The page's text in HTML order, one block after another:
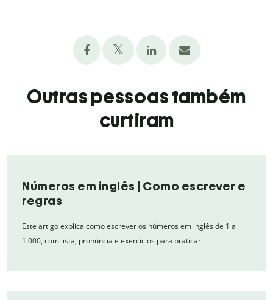
Outras pessoas também
curtiram
Números em inglês | Como escrever e
regras
Este artigo explica como escrever os números em inglês de 1 a
1.000, com lista, pronúncia e exercícios para praticar.